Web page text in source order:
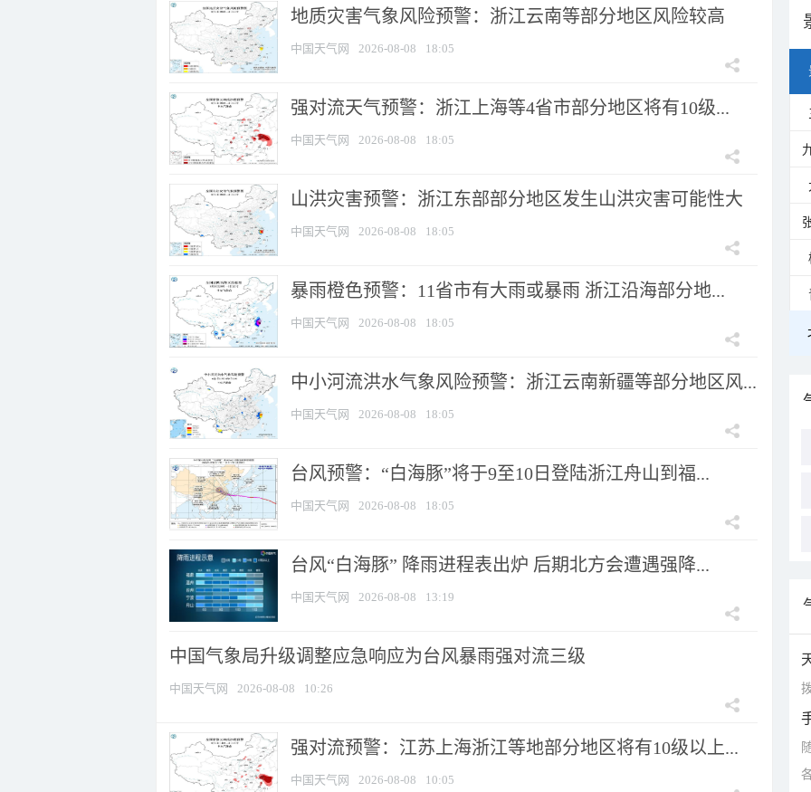
地质灾害气象风险预警：浙江云南等部分地区风险较高
中国天气网 2026-08-08 18:05
强对流天气预警：浙江上海等4省市部分地区将有10级...
中国天气网 2026-08-08 18:05
山洪灾害预警：浙江东部部分地区发生山洪灾害可能性大
中国天气网 2026-08-08 18:05
暴雨橙色预警：11省市有大雨或暴雨 浙江沿海部分地...
中国天气网 2026-08-08 18:05
中小河流洪水气象风险预警：浙江云南新疆等部分地区风...
中国天气网 2026-08-08 18:05
台风预警：“白海豚”将于9至10日登陆浙江舟山到福...
中国天气网 2026-08-08 18:05
台风“白海豚” 降雨进程表出炉 后期北方会遭遇强降...
中国天气网 2026-08-08 13:19
中国气象局升级调整应急响应为台风暴雨强对流三级
中国天气网 2026-08-08 10:26
强对流预警：江苏上海浙江等地部分地区将有10级以上...
中国天气网 2026-08-08 10:05